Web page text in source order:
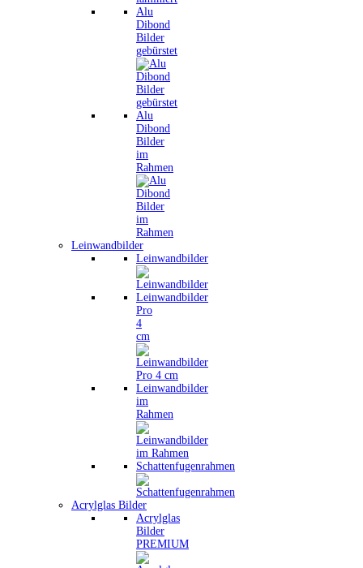
Alu
Dibond
Bilder
gebürstet
Alu
Dibond
Bilder
im
Rahmen
Leinwandbilder
Leinwandbilder
Leinwandbilder
Pro
4
cm
Leinwandbilder
im
Rahmen
Schattenfugenrahmen
Acrylglas Bilder
Acrylglas
Bilder
PREMIUM